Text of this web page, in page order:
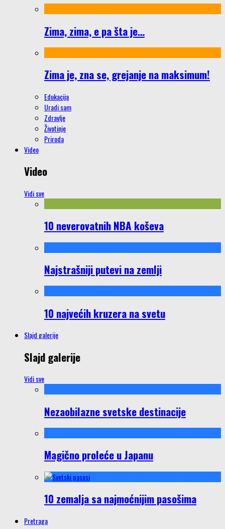
Zima, zima, e pa šta je…
Zima je, zna se, grejanje na maksimum!
Edukacija
Uradi sam
Zdravlje
Životinje
Priroda
Video
Video
Vidi sve
10 neverovatnih NBA koševa
Najstrašniji putevi na zemlji
10 najvećih kruzera na svetu
Slajd galerije
Slajd galerije
Vidi sve
Nezaobilazne svetske destinacije
Magično proleće u Japanu
10 zemalja sa najmoćnijim pasošima
Pretraga